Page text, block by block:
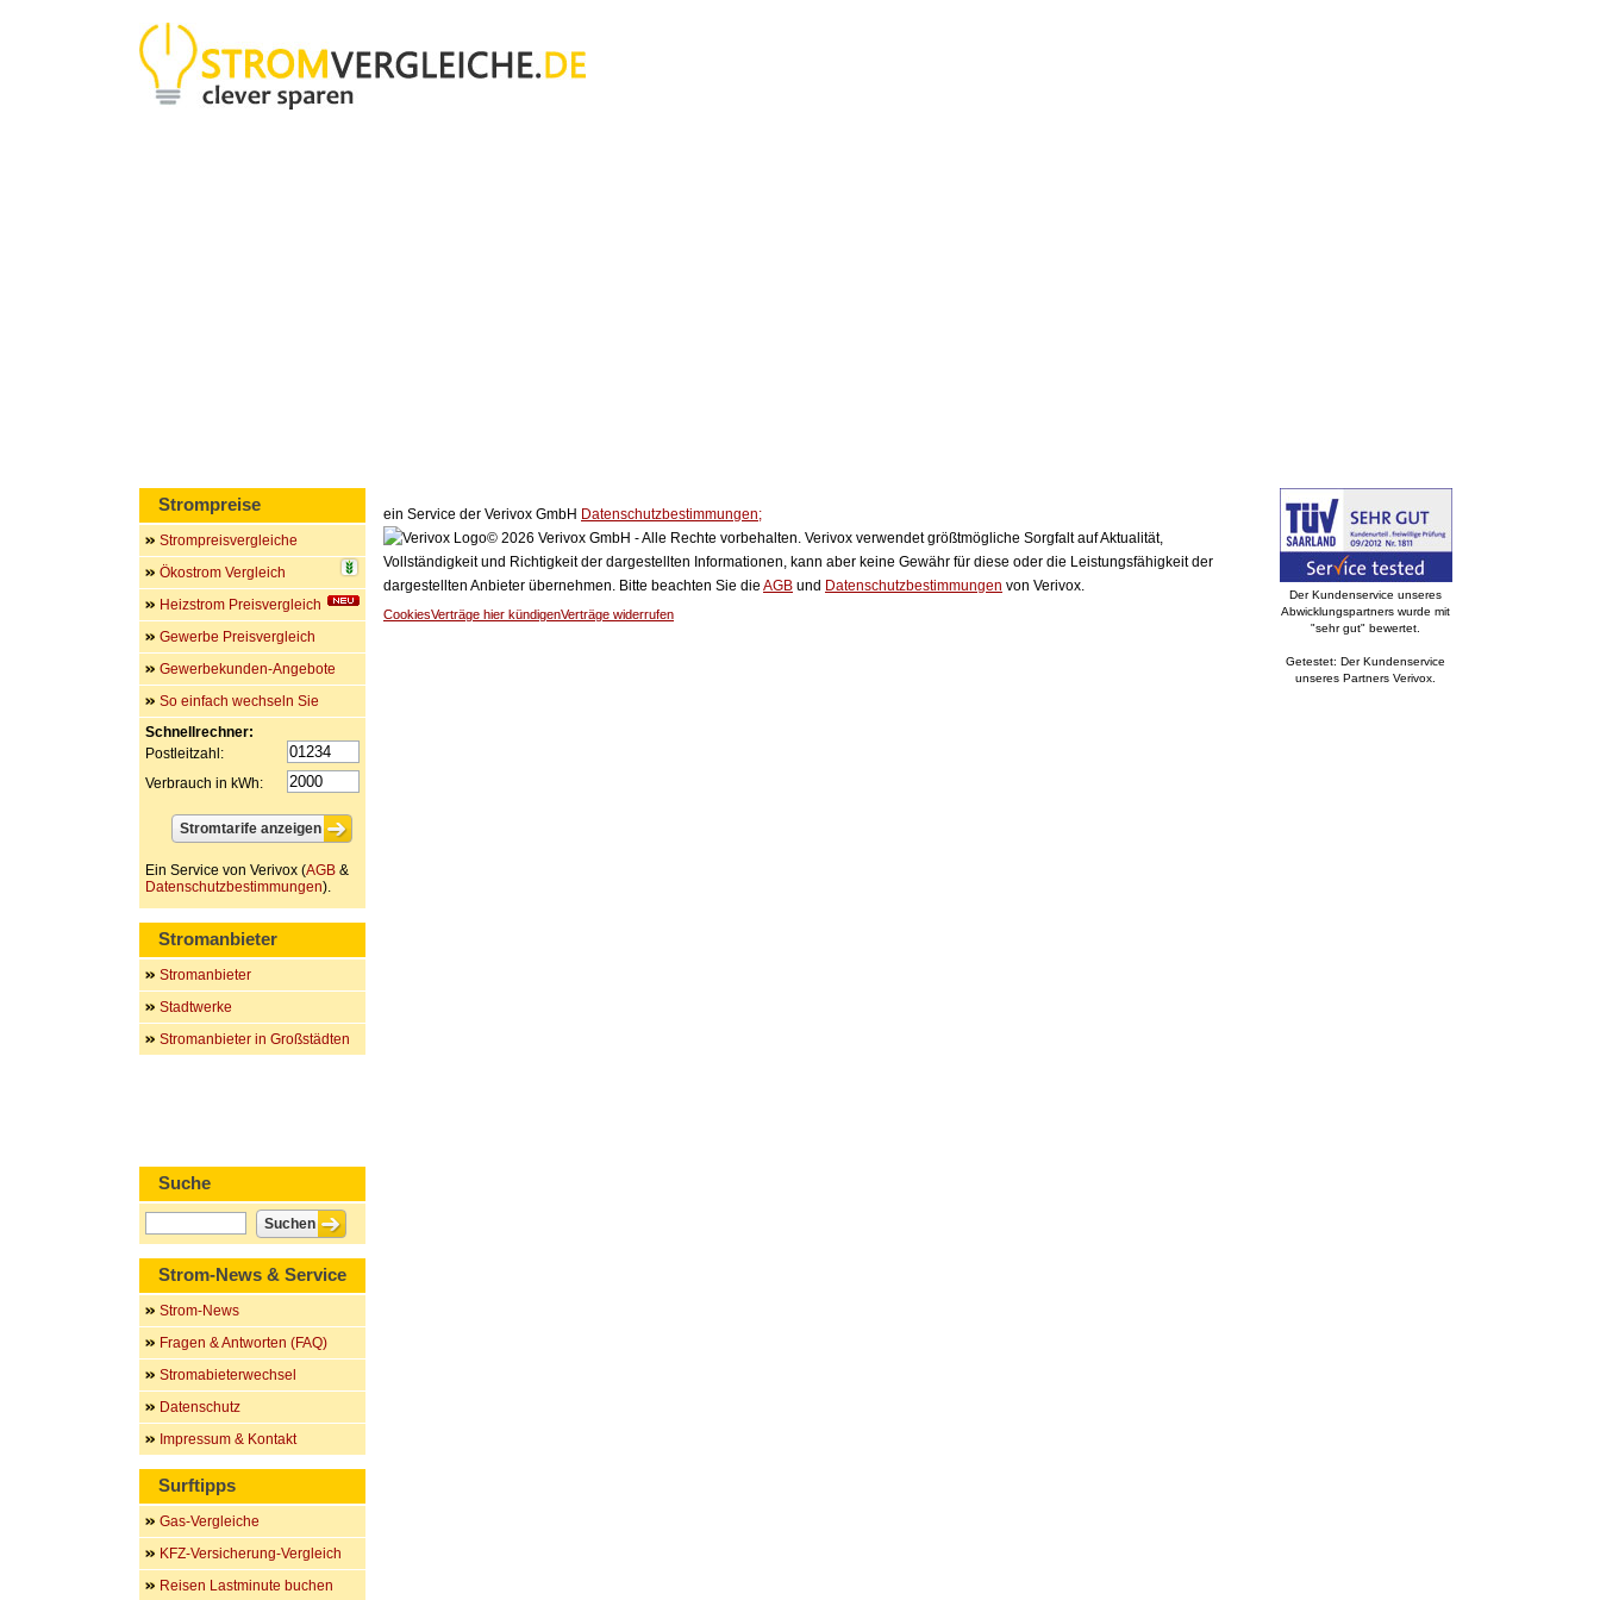
ein Service der Verivox GmbH Datenschutzbestimmungen;
© 2026 Verivox GmbH - Alle Rechte vorbehalten. Verivox verwendet größtmögliche Sorgfalt auf Aktualität,
Vollständigkeit und Richtigkeit der dargestellten Informationen, kann aber keine Gewähr für diese oder die Leistungsfähigkeit der
dargestellten Anbieter übernehmen. Bitte beachten Sie die AGB und Datenschutzbestimmungen von Verivox.
CookiesVerträge hier kündigenVerträge widerrufen
Strompreise
Strompreisvergleiche
Ökostrom Vergleich
Heizstrom Preisvergleich
Gewerbe Preisvergleich
Gewerbekunden-Angebote
So einfach wechseln Sie
Schnellrechner:
Postleitzahl:
Verbrauch in kWh:
Ein Service von Verivox (AGB &
Datenschutzbestimmungen).
Stromanbieter
Stromanbieter
Stadtwerke
Stromanbieter in Großstädten
Suche
Strom-News & Service
Strom-News
Fragen & Antworten (FAQ)
Stromabieterwechsel
Datenschutz
Impressum & Kontakt
Surftipps
Gas-Vergleiche
KFZ-Versicherung-Vergleich
Reisen Lastminute buchen
Der Kundenservice unseres
Abwicklungspartners wurde mit
"sehr gut" bewertet.
Getestet: Der Kundenservice
unseres Partners Verivox.